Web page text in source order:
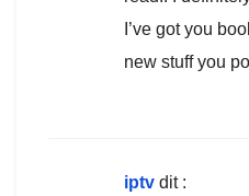
I’ve got you
new stuff you
iptv dit :